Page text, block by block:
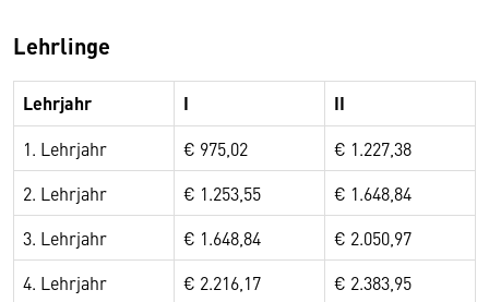
Lehrlinge
Lehrjahr I II
1. Lehrjahr € 975,02
€ 1.227,38
2. Lehrjahr
€ 1.253,55
€ 1.648,84
3. Lehrjahr
€ 1.648,84
€ 2.050,97
4. Lehrjahr
€ 2.216,17 € 2.383,95